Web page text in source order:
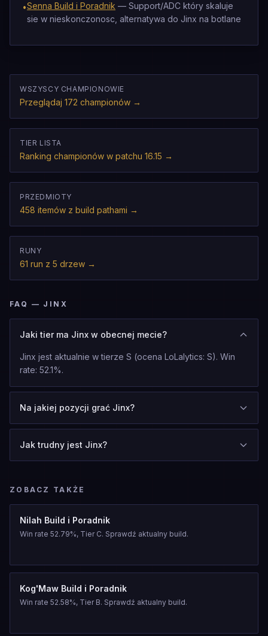
•Senna Build i Poradnik — Support/ADC który skaluje
sie w nieskonczonosc, alternatywa do Jinx na botlane
WSZYSCY CHAMPIONOWIE
Przeglądaj 172 championów →
TIER LISTA
Ranking championów w patchu 16.15 →
PRZEDMIOTY
458 itemów z build pathami →
RUNY
61 run z 5 drzew →
FAQ — JINX
Jaki tier ma Jinx w obecnej mecie?
Jinx jest aktualnie w tierze S (ocena LoLalytics: S). Win
rate: 52.1%.
Na jakiej pozycji grać Jinx?
Jak trudny jest Jinx?
ZOBACZ TAKŻE
Nilah Build i Poradnik
Win rate 52.79%, Tier C. Sprawdź aktualny build.
Kog'Maw Build i Poradnik
Win rate 52.58%, Tier B. Sprawdź aktualny build.